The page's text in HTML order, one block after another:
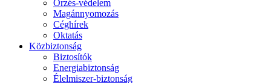
Őrzés-védelem
Magánnyomozás
Céghírek
Oktatás
Közbiztonság
Biztosítók
Energiabiztonság
Élelmiszer-biztonság